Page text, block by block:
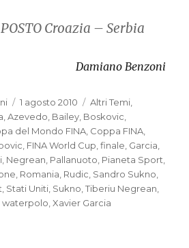
POSTO Croazia – Serbia
Damiano Benzoni
Pubblicato
il
1 agosto 2010 Categorie
Altri Temi
,Azevedo Bailey Boskovic
del Mondo FINA Coppa FINA
FINA World Cup ,finale Garcia
Negrean Pallanuoto Pianeta Sport
Romania Rudic Sandro Sukno
Stati Uniti Sukno ,Tiberiu Negrean
,waterpolo ,Xavier Garcia